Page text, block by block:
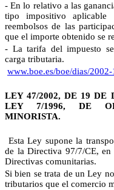
- En lo relativo a las
tipo impositivo
reembolsos de las
que el importe obtenido se
- La tarifa del impuesto
carga tributaria.
www.boe.es/boe/dias/
LEY 47/2002, DE 19 DE
LEY 7/1996, DE
MINORISTA.
Esta Ley supone la
de la Directiva 97/7/CE, en
Directivas comunitarias.
Si bien se trata de un Ley
tributarios que el comercio